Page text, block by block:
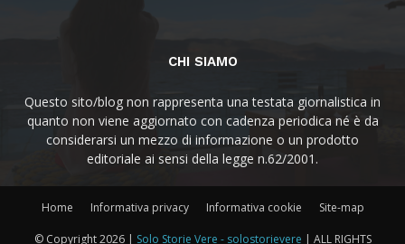
CHI SIAMO
Questo sito/blog non rappresenta una testata giornalistica in
quanto non viene aggiornato con cadenza periodica né è da
considerarsi un mezzo di informazione o un prodotto
editoriale ai sensi della legge n.62/2001.
Home Informativa privacy Informativa cookie Site-map
© Copyright2026 | Solo Storie Vere - solostorievere | ALL RIGHTS